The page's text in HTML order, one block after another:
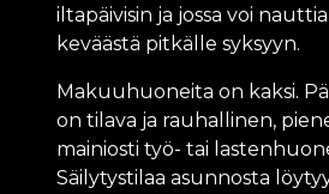
iltapäivisin ja jossa voi
keväästä pitkälle syksyyn.
Makuuhuoneita on kaksi.
on tilava ja rauhallinen,
mainiosti työ- tai
Säilytystilaa asunnosta